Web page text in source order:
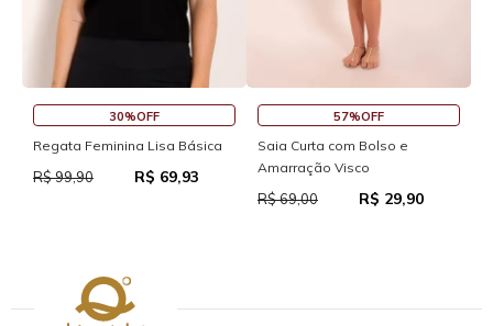
30%OFF
Regata Feminina Lisa Básica
R$ 99,90 R$ 69,93
57%OFF
Saia Curta com Bolso e
Amarração Visco
R$ 69,00 R$ 29,90